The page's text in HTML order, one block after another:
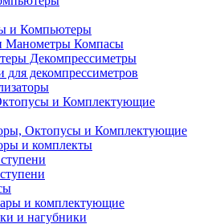
и Компьютеры
Манометры Компасы
Декомпрессиметры
для декомпрессиметров
и Комплектующие
Октопусы и Комплектующие
и комплекты
и комплектующие
и нагубники